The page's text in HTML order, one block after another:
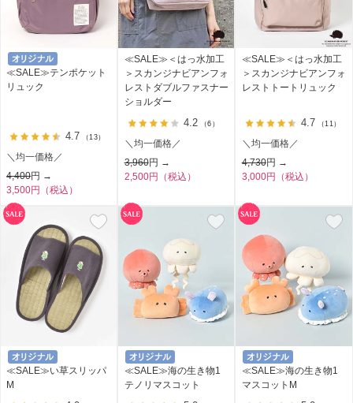
≪SALE≫テンポケット
リュック
4.7 （13）
＼均一価格／
4,400円 →
3,500円（税込）
≪SALE≫＜はっ水加工
＞スカンジナビアンフォ
レストダブルファスナー
ショルダー
4.2 （6）
＼均一価格／
3,960円 →
2,500円（税込）
≪SALE≫＜はっ水加工
＞スカンジナビアンフォ
レストトートリュック
4.7 （11）
＼均一価格／
4,730円 →
3,000円（税込）
≪SALE≫い草スリッパ
M
≪SALE≫海の生き物1
テノリマスコット
≪SALE≫海の生き物1
マスコットM